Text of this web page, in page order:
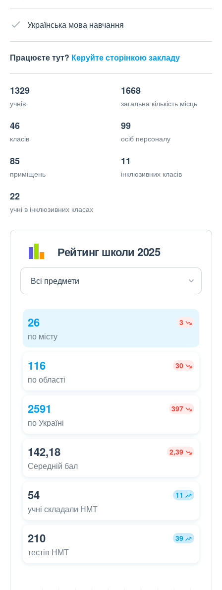
Українська мова навчання
Працюєте тут? Керуйте сторінкою закладу
1329
учнів
1668
загальна кількість місць
46
класів
99
осіб персоналу
85
приміщень
11
інклюзивних класів
22
учні в інклюзивних класах
Рейтинг школи 2025
26 3
по місту
116 30
по області
2591 397
по Україні
142,18 2,39
Середній бал
54 11
учні складали НМТ
210 39
тестів НМТ